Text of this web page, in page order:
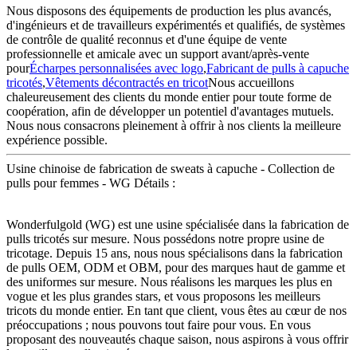
Nous disposons des équipements de production les plus avancés,
d'ingénieurs et de travailleurs expérimentés et qualifiés, de systèmes
de contrôle de qualité reconnus et d'une équipe de vente
professionnelle et amicale avec un support avant/après-vente
pourÉcharpes personnalisées avec logo,Fabricant de pulls à capuche
tricotés,Vêtements décontractés en tricotNous accueillons
chaleureusement des clients du monde entier pour toute forme de
coopération, afin de développer un potentiel d'avantages mutuels.
Nous nous consacrons pleinement à offrir à nos clients la meilleure
expérience possible.
Usine chinoise de fabrication de sweats à capuche - Collection de
pulls pour femmes - WG Détails :
Wonderfulgold (WG) est une usine spécialisée dans la fabrication de
pulls tricotés sur mesure. Nous possédons notre propre usine de
tricotage. Depuis 15 ans, nous nous spécialisons dans la fabrication
de pulls OEM, ODM et OBM, pour des marques haut de gamme et
des uniformes sur mesure. Nous réalisons les marques les plus en
vogue et les plus grandes stars, et vous proposons les meilleurs
tricots du monde entier. En tant que client, vous êtes au cœur de nos
préoccupations ; nous pouvons tout faire pour vous. En vous
proposant des nouveautés chaque saison, nous aspirons à vous offrir